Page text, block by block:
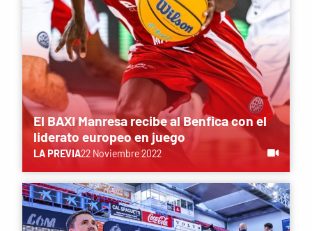
El BAXI Manresa recibe al Benfica con el
liderato europeo en juego
LA PREVIA22 Noviembre 2022